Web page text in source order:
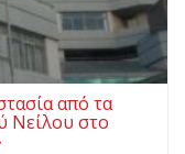
από τα
Νείλου στο